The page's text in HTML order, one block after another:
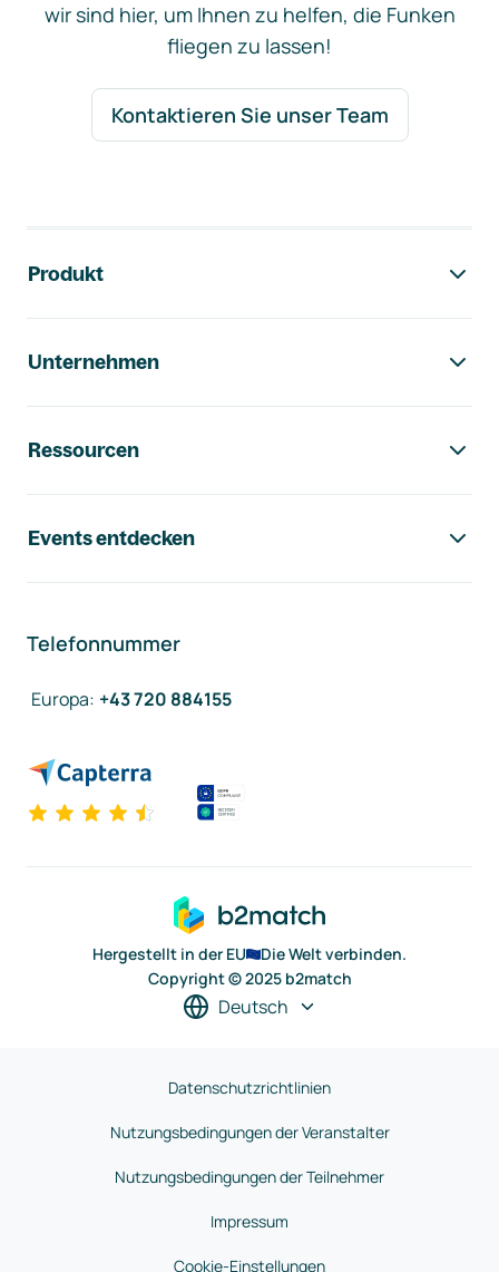
wir sind hier, um Ihnen zu helfen, die Funken
fliegen zu lassen!
Kontaktieren Sie unser Team
Produkt
Unternehmen
Ressourcen
Events entdecken
Telefonnummer
Europa: +43 720 884155
Hergestellt in der EU
Die Welt verbinden.
Copyright © 2025 b2match
Deutsch
Datenschutzrichtlinien
Nutzungsbedingungen der Veranstalter
Nutzungsbedingungen der Teilnehmer
Impressum
Cookie-Einstellungen